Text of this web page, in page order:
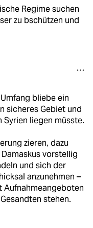
Regime suchen
zu bschützen und
bliebe ein
sicheres Gebiet und
Syrien liegen müsste.
zieren, dazu
vorstellig
und sich der
anzunehmen –
Aufnahmeangeboten
stehen.